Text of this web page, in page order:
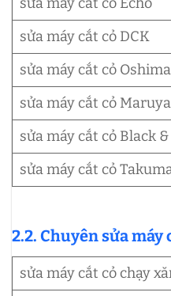
sửa máy cắt cỏ DCK
sửa máy cắt cỏ Oshima
sửa máy cắt cỏ
sửa máy cắt cỏ Black
sửa máy cắt cỏ
2.2. Chuyên sửa máy
sửa máy cắt cỏ chạy